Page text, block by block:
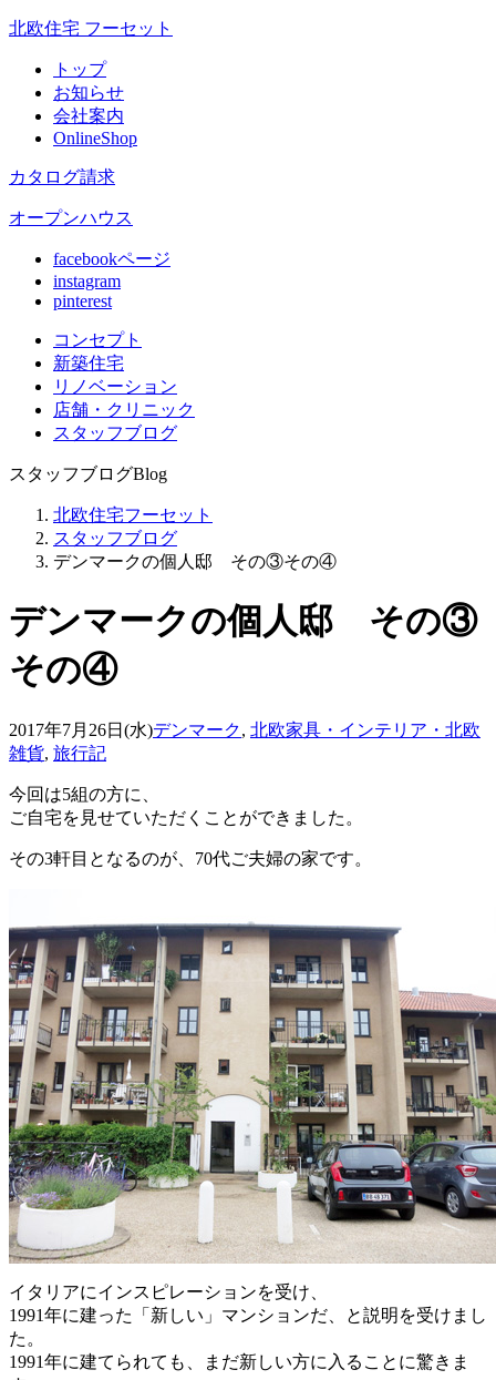
北欧住宅 フーセット
トップ
お知らせ
会社案内
OnlineShop
カタログ請求
オープンハウス
facebookページ
instagram
pinterest
コンセプト
新築住宅
リノベーション
店舗 ・クリニック
スタッフブログ
スタッフブログBlog
北欧住宅フーセット
スタッフブログ
デンマークの個人邸 その③その④
デンマークの個人邸 その③
その④
2017年7月26日(水)デンマーク, 北欧家具・インテリア・北欧
雑貨, 旅行記
今回は5組の方に、
ご自宅を見せていただくことができました。
その3軒目となるのが、70代ご夫婦の家です。
イタリアにインスピレーションを受け、
1991年に建った「新しい」マンションだ、と説明を受けまし
た。
1991年に建てられても、まだ新しい方に入ることに驚きま